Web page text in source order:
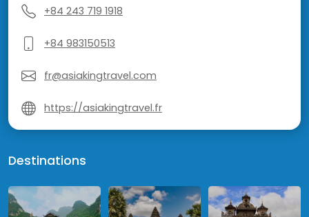
+84 243 719 1918
+84 983150513
fr@asiakingtravel.com
https://asiakingtravel.fr
Destinations